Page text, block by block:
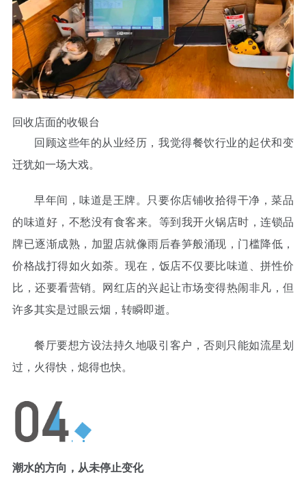
回收店面的收银台
回顾这些年的从业经历，我觉得餐饮行业的起伏和变
迁犹如一场大戏。
早年间，味道是王牌。只要你店铺收拾得干净，菜品
的味道好，不愁没有食客来。等到我开火锅店时，连锁品
牌已逐渐成熟，加盟店就像雨后春笋般涌现，门槛降低，
价格战打得如火如荼。现在，饭店不仅要比味道、拼性价
比，还要看营销。网红店的兴起让市场变得热闹非凡，但
许多其实是过眼云烟，转瞬即逝。
餐厅要想方设法持久地吸引客户，否则只能如流星划
过，火得快，熄得也快。
潮水的方向，从未停止变化